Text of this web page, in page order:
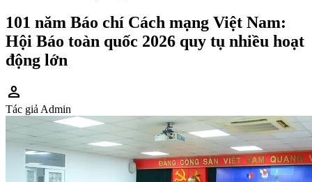
101 năm Báo chí Cách mạng Việt Nam:
Hội Báo toàn quốc 2026 quy tụ nhiều hoạt
động lớn
person
Tác giả Admin